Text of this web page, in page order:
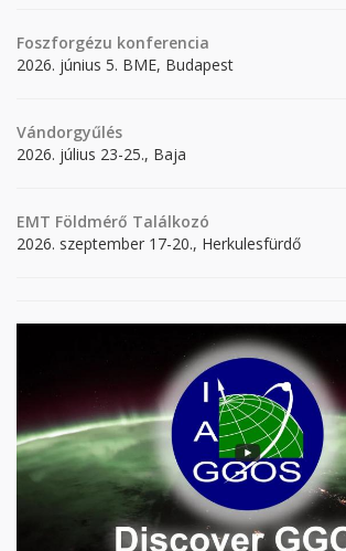
Foszforgézu konferencia
2026. június 5. BME, Budapest
Vándorgyűlés
2026. július 23-25., Baja
EMT Földmérő Találkozó
2026. szeptember 17-20., Herkulesfürdő